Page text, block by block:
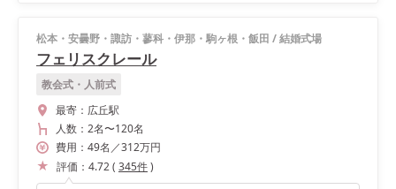
松本・安曇野・諏訪・蓼科・伊那・駒ヶ根・飯田 /結婚式場
フェリスクレール
教会式・人前式
最寄： 広丘駅
人数： 2名〜120名
費用： 49名 ／312万円
評価： 4.72( 345件)